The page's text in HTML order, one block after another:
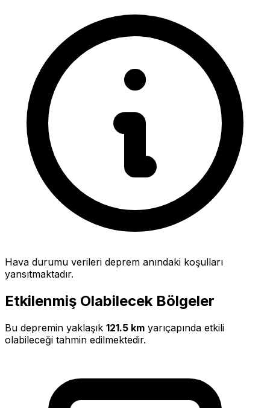
Hava durumu verileri deprem anındaki koşulları
yansıtmaktadır.
Etkilenmiş Olabilecek Bölgeler
Bu depremin yaklaşık 121.5 km yarıçapında etkili
olabileceği tahmin edilmektedir.